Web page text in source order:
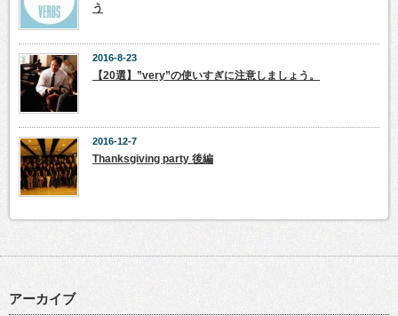
う
2016-8-23
【20選】”very”の使いすぎに注意しましょう。
2016-12-7
Thanksgiving party 後編
アーカイブ